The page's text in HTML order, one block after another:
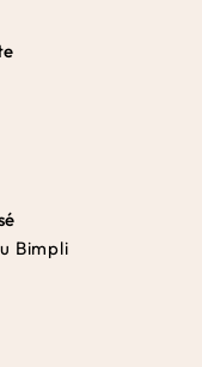
Bimpli